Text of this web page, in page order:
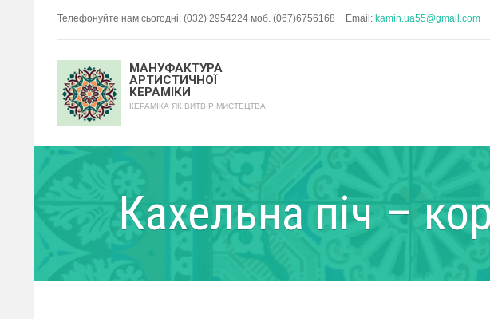
Телефонуйте нам сьогодні: (032) 2954224 моб. (067)6756168 Email: kamin.ua55@gmail.com
МАНУФАКТУРА
АРТИСТИЧНОЇ
КЕРАМІКИ
КЕРАМІКА ЯК ВИТВІР МИСТЕЦТВА
Кахельна піч –